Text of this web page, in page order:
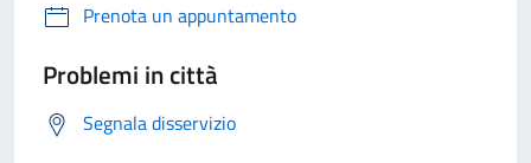
Prenota un appuntamento
Problemi in città
Segnala disservizio